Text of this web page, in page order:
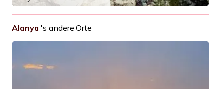
Alanya 's andere Orte